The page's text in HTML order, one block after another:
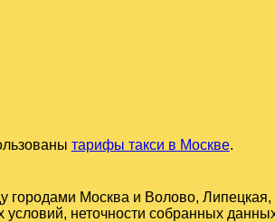
тарифы такси в Москве.
городами Москва и Волово, Липецкая,
неточности собранных